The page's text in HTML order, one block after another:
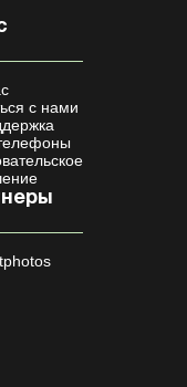
с нами